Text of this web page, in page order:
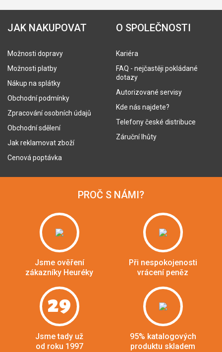
JAK NAKUPOVAT
Možnosti dopravy
Možnosti platby
Nákup na splátky
Obchodní podmínky
Zpracování osobních údajů
Obchodní sdělení
Jak reklamovat zboží
Cenová poptávka
O SPOLEČNOSTI
Kariéra
FAQ - nejčastěji pokládané
dotazy
Autorizované servisy
Kde nás najdete?
Telefony české distribuce
Záruční lhůty
PROČ S NÁMI?
Jsme ověření
zákazníky Heuréky
Při nespokojenosti
vrácení peněz
29
Jsme tady už
od roku 1997
95% katalogových
produktu skladem